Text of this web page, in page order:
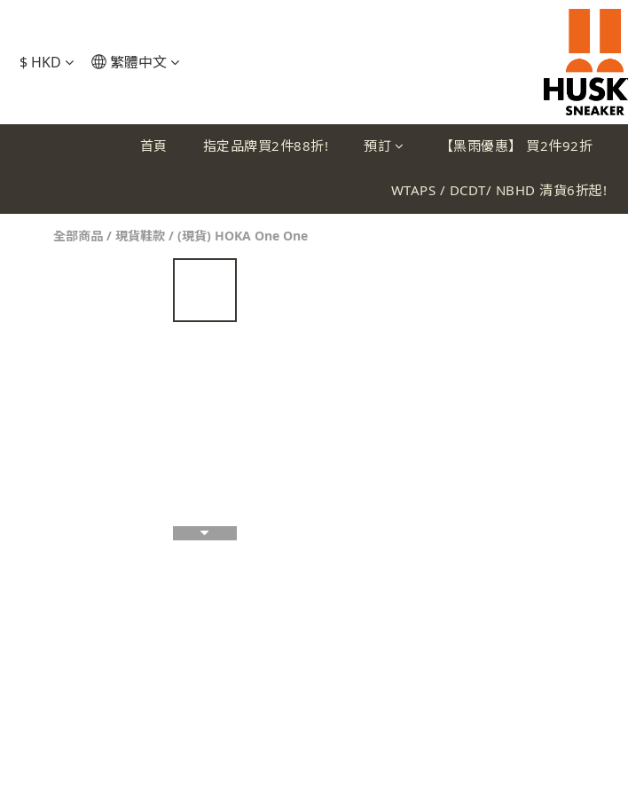
$ HKD 繁體中文
首頁 指定品牌買2件88折! 預訂 【黑雨優惠】 買2件92折
WTAPS / DCDT/ NBHD 清貨6折起!
全部商品 / 現貨鞋款 / (現貨) HOKA One One